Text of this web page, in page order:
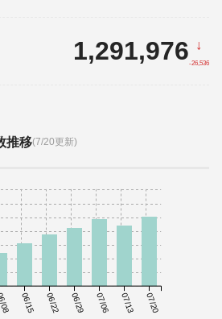
1,291,976 ↓
-26,536
推移(7/20更新)
06/15 06/22 06/29 07/06 07/13 07/20